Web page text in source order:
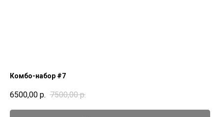
Комбо-набор #7
6500,00 р. 7500,00 р.